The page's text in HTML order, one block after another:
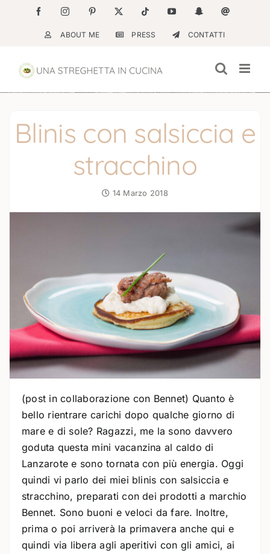
contenuto
FacebookInstagramPinterest Tiktok YouTubeSnapchatEmail
ABOUT ME PRESS CONTATTI
Blinis con salsiccia e
stracchino
14 Marzo 2018
(post in collaborazione con Bennet) Quanto è
bello rientrare carichi dopo qualche giorno di
mare e di sole? Ragazzi, me la sono davvero
goduta questa mini vacanzina al caldo di
Lanzarote e sono tornata con più energia. Oggi
quindi vi parlo dei miei blinis con salsiccia e
stracchino, preparati con dei prodotti a marchio
Bennet. Sono buoni e veloci da fare. Inoltre,
prima o poi arriverà la primavera anche qui e
quindi via libera agli aperitivi con gli amici, ai